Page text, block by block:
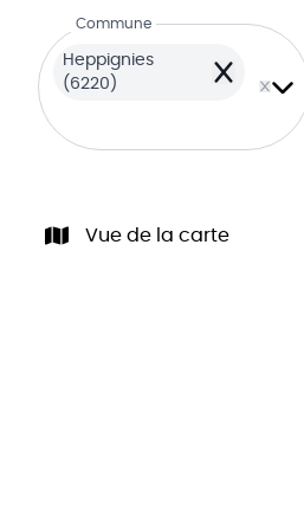
Commune
Heppignies
(6220)
Remove
Vue de la carte